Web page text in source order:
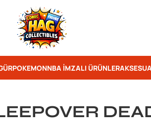
POKEMONNBA İMZALI ÜRÜNLER